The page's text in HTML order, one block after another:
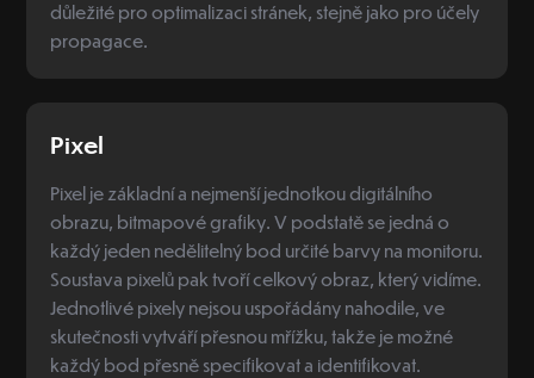
důležité pro optimalizaci stránek, stejně jako pro účely
propagace.
Pixel
Pixel je základní a nejmenší jednotkou digitálního
obrazu, bitmapové grafiky. V podstatě se jedná o
každý jeden nedělitelný bod určité barvy na monitoru.
Soustava pixelů pak tvoří celkový obraz, který vidíme.
Jednotlivé pixely nejsou uspořádány nahodile, ve
skutečnosti vytváří přesnou mřížku, takže je možné
každý bod přesně specifikovat a identifikovat.